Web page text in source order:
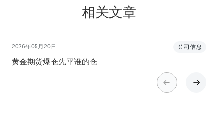
相关文章
2026年05月20日 公司信息
黄金期货爆仓先平谁的仓